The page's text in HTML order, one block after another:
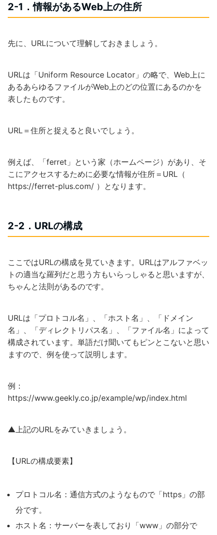
2-1．情報があるWeb上の住所
先に、URLについて理解しておきましょう。
URLは「Uniform Resource Locator」の略で、Web上に
あるあらゆるファイルがWeb上のどの位置にあるのかを
表したものです。
URL＝住所と捉えると良いでしょう。
例えば、「ferret」という家（ホームページ）があり、そ
こにアクセスするために必要な情報が住所＝URL（
https://ferret-plus.com/ ）となります。
2-2．URLの構成
ここではURLの構成を見ていきます。URLはアルファベッ
トの適当な羅列だと思う方もいらっしゃると思いますが、
ちゃんと法則があるのです。
URLは「プロトコル名」、「ホスト名」、「ドメイン
名」、「ディレクトリパス名」、「ファイル名」によって
構成されています。単語だけ聞いてもピンとこないと思い
ますので、例を使って説明します。
例：
https://www.geekly.co.jp/example/wp/index.html
▲上記のURLをみていきましょう。
【URLの構成要素】
プロトコル名：通信方式のようなもので「https」の部
分です。
ホスト名：サーバーを表しており「www」の部分で